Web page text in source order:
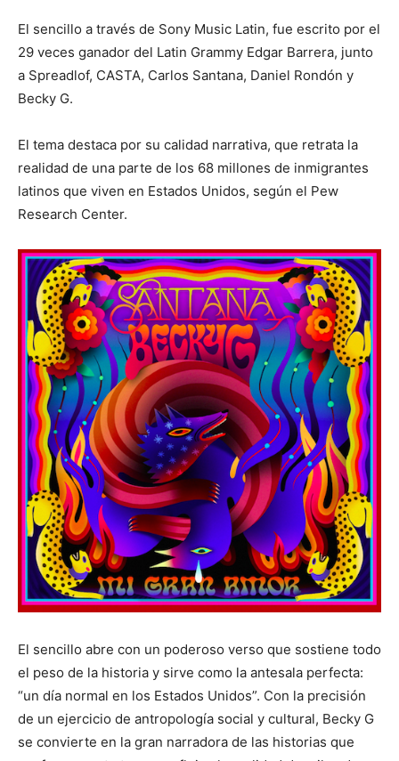
El sencillo a través de Sony Music Latin, fue escrito por el
29 veces ganador del Latin Grammy Edgar Barrera, junto
a Spreadlof, CASTA, Carlos Santana, Daniel Rondón y
Becky G.
El tema destaca por su calidad narrativa, que retrata la
realidad de una parte de los 68 millones de inmigrantes
latinos que viven en Estados Unidos, según el Pew
Research Center.
El sencillo abre con un poderoso verso que sostiene todo
el peso de la historia y sirve como la antesala perfecta:
“un día normal en los Estados Unidos”. Con la precisión
de un ejercicio de antropología social y cultural, Becky G
se convierte en la gran narradora de las historias que